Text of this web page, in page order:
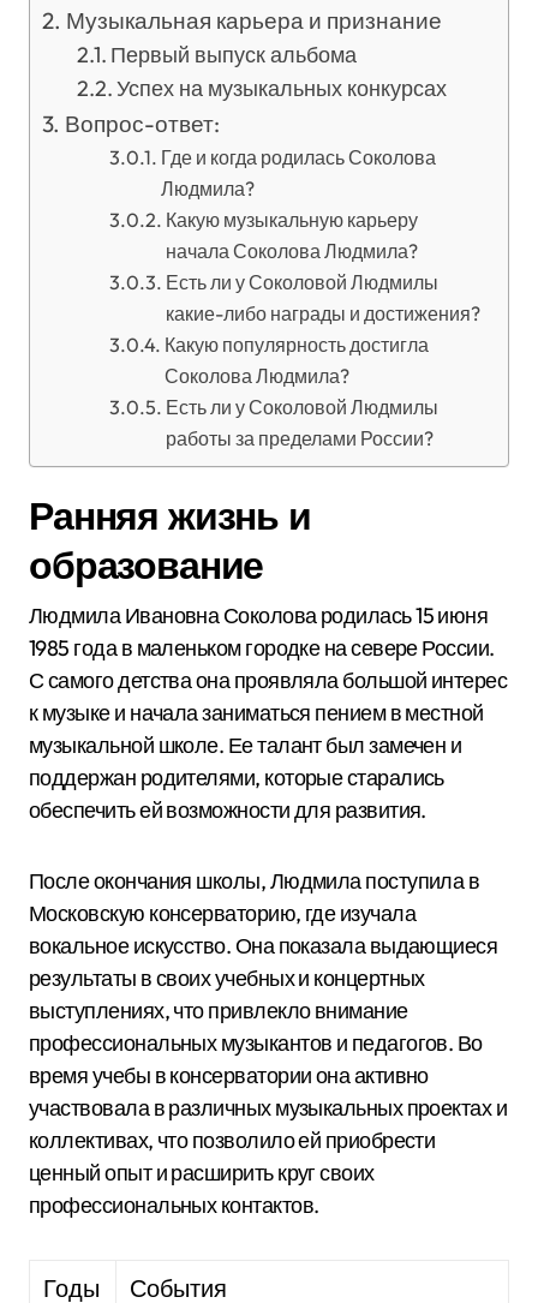
Музыкальная карьера и признание
Первый выпуск альбома
Успех на музыкальных конкурсах
Вопрос-ответ:
Где и когда родилась Соколова
Людмила?
Какую музыкальную карьеру
начала Соколова Людмила?
Есть ли у Соколовой Людмилы
какие-либо награды и достижения?
Какую популярность достигла
Соколова Людмила?
Есть ли у Соколовой Людмилы
работы за пределами России?
Ранняя жизнь и
образование
Людмила Ивановна Соколова родилась 15 июня
1985 года в маленьком городке на севере России.
С самого детства она проявляла большой интерес
к музыке и начала заниматься пением в местной
музыкальной школе. Ее талант был замечен и
поддержан родителями, которые старались
обеспечить ей возможности для развития.
После окончания школы, Людмила поступила в
Московскую консерваторию, где изучала
вокальное искусство. Она показала выдающиеся
результаты в своих учебных и концертных
выступлениях, что привлекло внимание
профессиональных музыкантов и педагогов. Во
время учебы в консерватории она активно
участвовала в различных музыкальных проектах и
коллективах, что позволило ей приобрести
ценный опыт и расширить круг своих
профессиональных контактов.
Годы События